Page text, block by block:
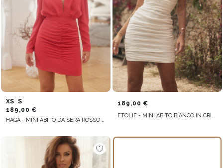
XS S
189,00 €
HAGA - MINI ABITO DA SERA ROSSO CON VOLANT E SCOLLATURA A RETE
189,00 €
ETOLIE - MINI ABITO BIANCO IN CRINKLE